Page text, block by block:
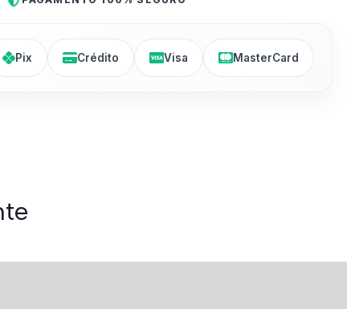
Pix Crédito Visa MasterCard